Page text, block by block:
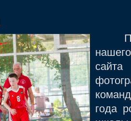
нашего
года